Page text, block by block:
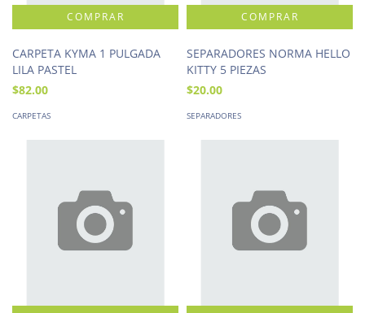
CARPETA KYMA 1 PULGADA
LILA PASTEL
$82.00
CARPETAS
SEPARADORES NORMA HELLO
KITTY 5 PIEZAS
$20.00
SEPARADORES